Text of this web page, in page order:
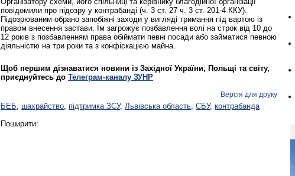
повідомили про підозру у контрабанді (ч. 3 ст. 27 ч. 3 ст. 201-4 ККУ).
Підозрюваним обрано запобіжні заходи у вигляді тримання під вартою із
правом внесення застави. Їм загрожує позбавлення волі на строк від 10 до
12 років з позбавленням права обіймати певні посади або займатися певною
діяльністю на три роки та з конфіскацією майна.
Щоб першим дізнаватися новини із Західної України, Польщі та світу,
приєднуйтесь до Телеграм-каналу ЗУНР
Версія для друку
БЕБ, шахрайство, підтримка ЗСУ, Львівська область, СБУ, контрабанда
Поширити: